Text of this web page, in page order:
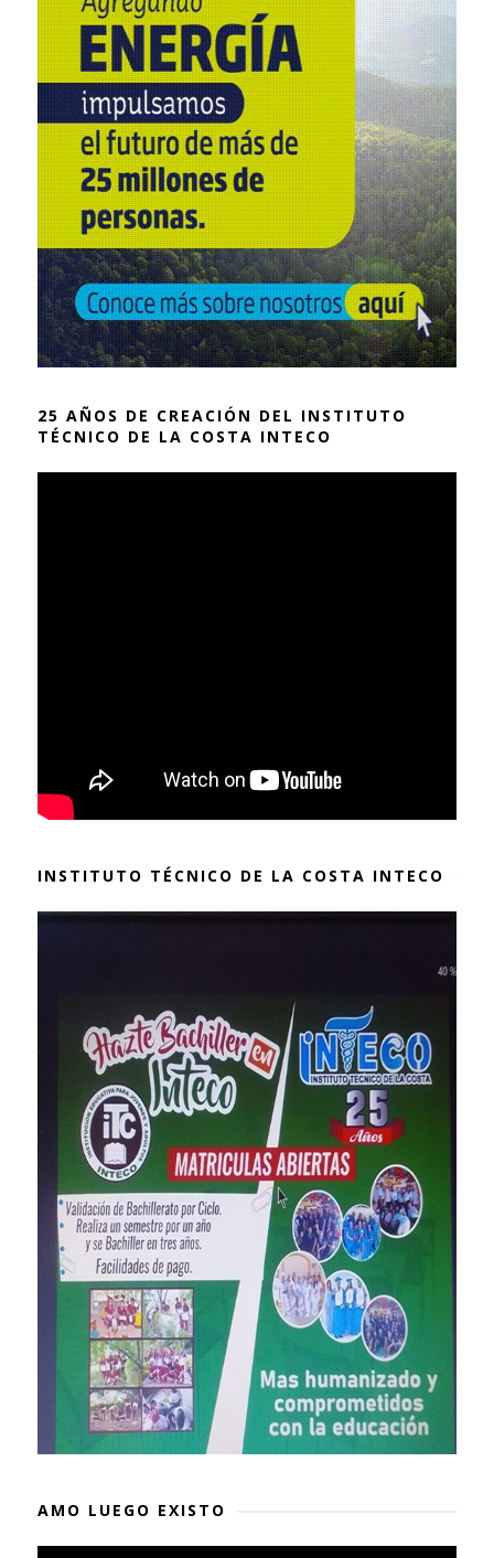
25 AÑOS DE CREACIÓN DEL INSTITUTO
TÉCNICO DE LA COSTA INTECO
INSTITUTO TÉCNICO DE LA COSTA INTECO
AMO LUEGO EXISTO